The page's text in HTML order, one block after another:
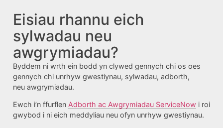
Eisiau rhannu eich
sylwadau neu
awgrymiadau?
Byddem ni wrth ein bodd yn clywed gennych chi os oes
gennych chi unrhyw gwestiynau, sylwadau, adborth,
neu awgrymiadau.
Ewch i’n ffurflen Adborth ac Awgrymiadau ServiceNow i roi
gwybod i ni eich meddyliau neu ofyn unrhyw gwestiynau.